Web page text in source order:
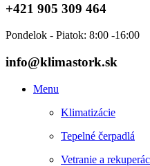
+421 905 309 464
Pondelok - Piatok: 8:00 -16:00
info@klimastork.sk
Menu
Klimatizácie
Tepelné čerpadlá
Vetranie a